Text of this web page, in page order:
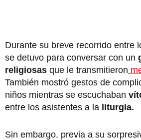
Durante su breve recorrido entre
se detuvo para conversar con un
religiosas que le transmitieron
También mostró gestos de
niños mientras se escuchaban
entre los asistentes a la liturgia.
Sin embargo, previa a su